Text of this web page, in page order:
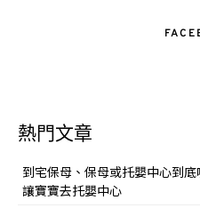
熱門文章
到宅保母、保母或托嬰中心到
讓寶寶去托嬰中心